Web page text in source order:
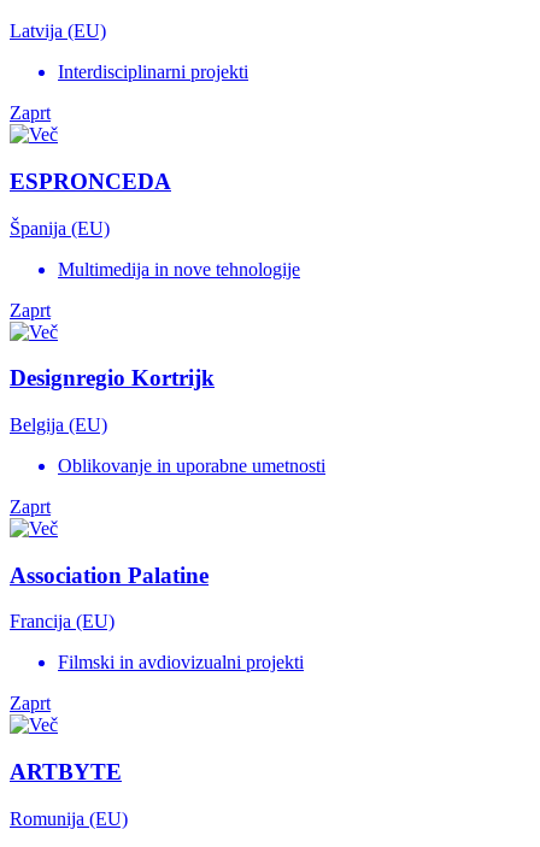
Latvija (EU)
Interdisciplinarni projekti
Zaprt
ESPRONCEDA
Španija (EU)
Multimedija in nove tehnologije
Zaprt
Designregio Kortrijk
Belgija (EU)
Oblikovanje in uporabne umetnosti
Zaprt
Association Palatine
Francija (EU)
Filmski in avdiovizualni projekti
Zaprt
ARTBYTE
Romunija (EU)